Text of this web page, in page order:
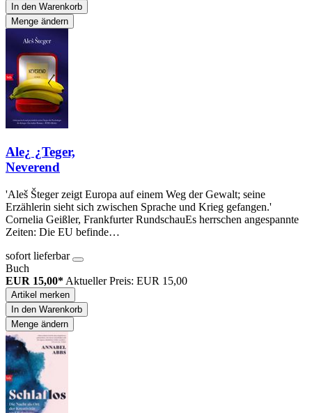
In den Warenkorb
Menge ändern
Ale¿ ¿Teger,
Neverend
'Aleš Šteger zeigt Europa auf einem Weg der Gewalt; seine
Erzählerin sieht sich zwischen Sprache und Krieg gefangen.'
Cornelia Geißler, Frankfurter RundschauEs herrschen angespannte
Zeiten: Die EU befinde…
sofort lieferbar
Buch
EUR 15,00* Aktueller Preis: EUR 15,00
Artikel merken
In den Warenkorb
Menge ändern